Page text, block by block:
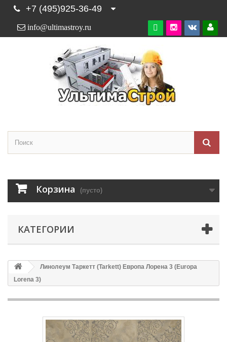
+7 (495)925-36-49

info@ultimastroy.ru
Корзина (пусто)
КАТЕГОРИИ
Линолеум Таркетт (Tarkett) Европа Лорена 3 (Europa
Lorena 3)